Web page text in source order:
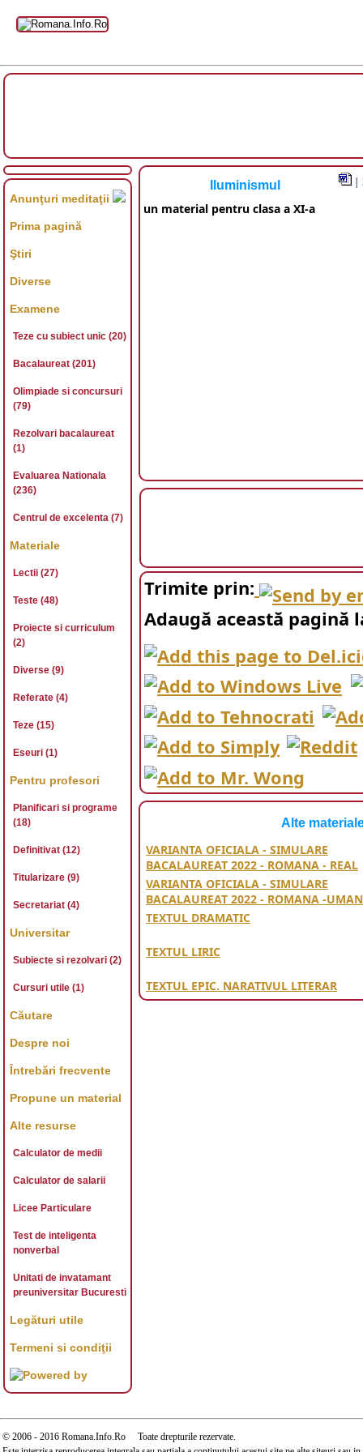
|
Iluminismul
un material pentru clasa a XI-a
Trimite prin:
Adaugă această pagină
Alte
VARIANTA OFICIALA - SIMULARE
BACALAUREAT 2022 - ROMANA - REAL
VARIANTA OFICIALA - SIMULARE
BACALAUREAT 2022 - ROMANA -UMAN
TEXTUL DRAMATIC
TEXTUL LIRIC
TEXTUL EPIC. NARATIVUL LITERAR
Anunţuri meditaţii
Prima pagină
Ştiri
Diverse
Examene
Teze cu subiect unic (20)
Bacalaureat (201)
Olimpiade si concursuri
(79)
Rezolvari bacalaureat
(1)
Evaluarea Nationala
(236)
Centrul de excelenta (7)
Materiale
Lectii (27)
Teste (48)
Proiecte si curriculum
(2)
Diverse (9)
Referate (4)
Teze (15)
Eseuri (1)
Pentru profesori
Planificari si programe
(18)
Definitivat (12)
Titularizare (9)
Secretariat (4)
Universitar
Subiecte si rezolvari (2)
Cursuri utile (1)
Căutare
Despre noi
Întrebări frecvente
Propune un material
Alte resurse
Calculator de medii
Calculator de salarii
Licee Particulare
Test de inteligenta
nonverbal
Unitati de invatamant
preuniversitar Bucuresti
Legături utile
Termeni si condiţii
© 2006 - 2016 Romana.Info.Ro Toate drepturile rezervate.